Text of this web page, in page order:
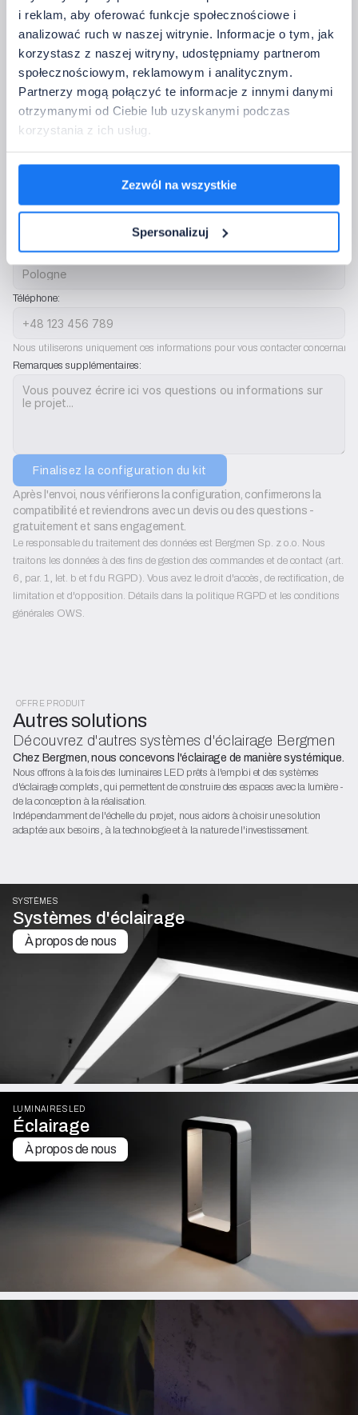
i reklam, aby oferować funkcje społecznościowe i
analizować ruch w naszej witrynie. Informacje o tym, jak
korzystasz z naszej witryny, udostępniamy partnerom
społecznościowym, reklamowym i analitycznym.
Partnerzy mogą połączyć te informacje z innymi danymi
otrzymanymi od Ciebie lub uzyskanymi podczas
korzystania z ich usług.
Zezwól na wszystkie
Spersonalizuj
Je n’ai pas besoin de pilotage
5. Coordonnées
Veuillez fournir les coordonnées auxquelles nous devons revenir avec la
confirmation de la configuration.
Pays:
Téléphone:
Nous utiliserons uniquement ces informations pour vous contacter
Remarques supplémentaires:
Finalisez la configuration du kit
Après l'envoi, nous vérifierons la configuration, confirmerons la
compatibilité et reviendrons avec un devis ou des questions -
gratuitement et sans engagement.
Le responsable du traitement des données est Bergmen Sp. z o.o. Nous
traitons les données à des fins de gestion des commandes et de contact (art.
6, par. 1, let. b et f du RGPD). Vous avez le droit d'accès, de rectification, de
limitation et d'opposition. Détails dans la politique RGPD et les conditions
générales OWS.
OFFRE PRODUIT
Autres solutions
Découvrez d'autres systèmes d'éclairage Bergmen
Chez Bergmen, nous concevons l'éclairage de manière systémique.
Nous offrons à la fois des luminaires LED prêts à l'emploi et des systèmes
d'éclairage complets, qui permettent de construire des espaces avec la lumière -
de la conception à la réalisation.
Indépendamment de l'échelle du projet, nous aidons à choisir une solution
adaptée aux besoins, à la technologie et à la nature de l'investissement.
SYSTÈMES
Systèmes d'éclairage
À propos de nous
LUMINAIRES LED
Éclairage
À propos de nous